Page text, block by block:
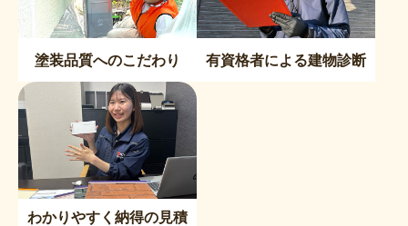
塗装品質へのこだわり 有資格者による建物診断
わかりやすく納得の見積